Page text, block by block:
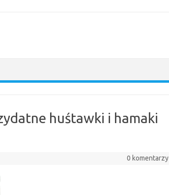
huśtawki i hamaki
0 komentarzy